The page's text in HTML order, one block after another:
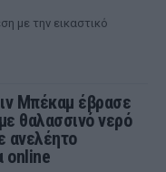
με την εικαστικό
Μπέκαμ έβρασε
θαλασσινό νερό
ανελέητο
online